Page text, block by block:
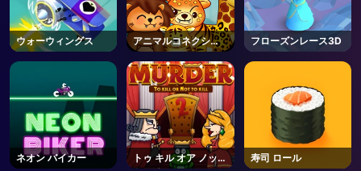
ウォーウィングス
アニマルコネクショ
ン
フローズンレース3D
ネオン バイカー
トゥ キル オア ノット
寿司 ロール